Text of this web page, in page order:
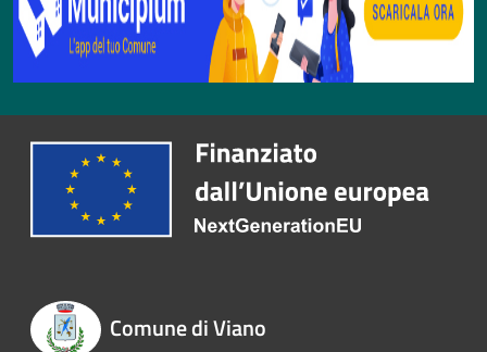
Comune di Viano